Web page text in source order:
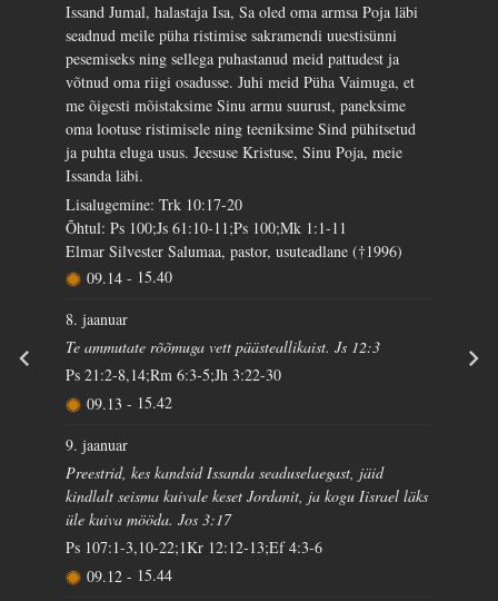
Issand Jumal, halastaja Isa, Sa oled oma armsa Poja läbi
seadnud meile püha ristimise sakramendi uuestisünni
pesemiseks ning sellega puhastanud meid pattudest ja
võtnud oma riigi osadusse. Juhi meid Püha Vaimuga, et
me õigesti mõistaksime Sinu armu suurust, paneksime
oma lootuse ristimisele ning teeniksime Sind pühitsetud
ja puhta eluga usus. Jeesuse Kristuse, Sinu Poja, meie
Issanda läbi.
Lisalugemine: Trk 10:17-20
Õhtul: Ps 100;Js 61:10-11;Ps 100;Mk 1:1-11
Elmar Silvester Salumaa, pastor, usuteadlane (†1996)
09.14 - 15.40
8. jaanuar
Te ammutate rõõmuga vett päästeallikaist. Js 12:3
Ps 21:2-8,14;Rm 6:3-5;Jh 3:22-30
09.13 - 15.42
9. jaanuar
Preestrid, kes kandsid Issanda seaduselaegast, jäid
kindlalt seisma kuivale keset Jordanit, ja kogu Iisrael läks
üle kuiva mööda. Jos 3:17
Ps 107:1-3,10-22;1Kr 12:12-13;Ef 4:3-6
09.12 - 15.44